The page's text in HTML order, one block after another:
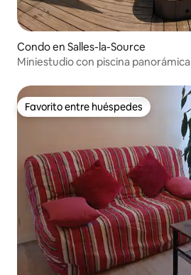
Condo en Salles-la-Source
Miniestudio con piscina panorámica
Favorito entre huéspedes
Favorito entre huéspedes